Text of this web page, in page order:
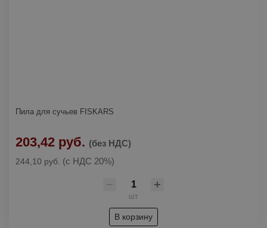
Пила для сучьев FISKARS
203,42 руб. (без НДС)
244,10 руб. (с НДС 20%)
шт
В корзину